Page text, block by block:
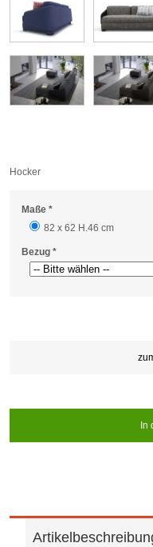
Hocker
Maße *
82 x 62 H.46 cm
Bezug *
In